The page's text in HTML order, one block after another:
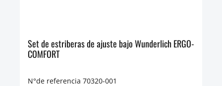
Set de estriberas de ajuste bajo Wunderlich ERGO-
COMFORT
N°de referencia 70320-001